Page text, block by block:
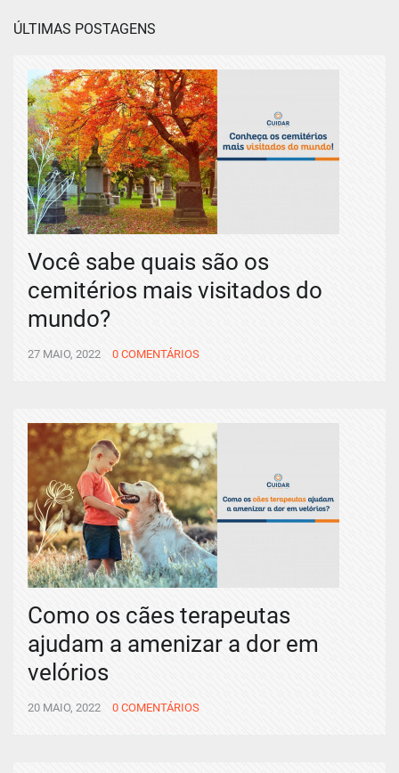
ÚLTIMAS POSTAGENS
Você sabe quais são os
cemitérios mais visitados do
mundo?
27 MAIO, 2022 0 COMENTÁRIOS
Como os cães terapeutas
ajudam a amenizar a dor em
velórios
20 MAIO, 2022 0 COMENTÁRIOS